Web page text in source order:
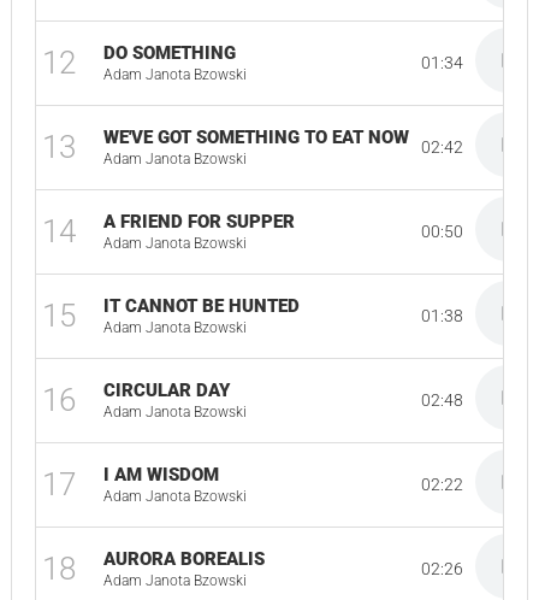
12 DO SOMETHING
Adam Janota Bzowski
01:34
13 WE'VE GOT SOMETHING TO EAT NOW
Adam Janota Bzowski
02:42
14 A FRIEND FOR SUPPER
Adam Janota Bzowski
00:50
15 IT CANNOT BE HUNTED
Adam Janota Bzowski
01:38
16 CIRCULAR DAY
Adam Janota Bzowski
02:48
17 I AM WISDOM
Adam Janota Bzowski
02:22
18 AURORA BOREALIS
Adam Janota Bzowski
02:26